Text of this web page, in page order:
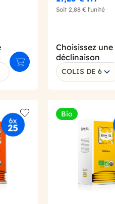
Ajouter au panier
Soit 2,88 € l'unité
Choisissez une
déclinaison
COLIS DE 6
Add to wishlist
Bio